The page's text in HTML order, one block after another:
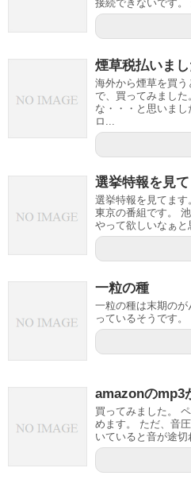
接続できないです
煙草税払いま
海外から煙草を買
で、買ってみまし
な・・・と思いま
ロ...
選挙特報を見
選挙特報を見てま
東京の番組です。
やって欲しいなぁ
一粒の種
一粒の種は末期の
っているそうです。
amazonのmp3
買ってみました。
めます。 ただ、音
いていると音が途